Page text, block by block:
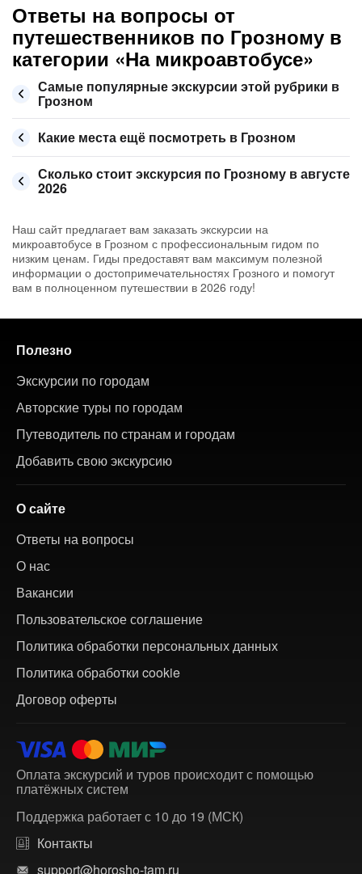
Ответы на вопросы от
путешественников по Грозному в
категории «На микроавтобусе»
Самые популярные экскурсии этой рубрики в
Грозном
Какие места ещё посмотреть в Грозном
Сколько стоит экскурсия по Грозному в августе
2026
Наш сайт предлагает вам заказать экскурсии на
микроавтобусе в Грозном с профессиональным гидом по
низким ценам. Гиды предоставят вам максимум полезной
информации о достопримечательностях Грозного и помогут
вам в полноценном путешествии в 2026 году!
Полезно
Экскурсии по городам
Авторские туры по городам
Путеводитель по странам и городам
Добавить свою экскурсию
О сайте
Ответы на вопросы
О нас
Вакансии
Пользовательское соглашение
Политика обработки персональных данных
Политика обработки cookie
Договор оферты
Оплата экскурсий и туров происходит с помощью
платёжных систем
Поддержка работает с 10 до 19 (МСК)
Контакты
support@horosho-tam.ru